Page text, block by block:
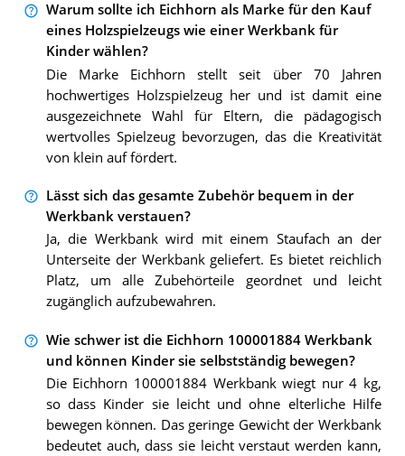
Warum sollte ich Eichhorn als Marke für den Kauf
eines Holzspielzeugs wie einer Werkbank für
Kinder wählen?
Die Marke Eichhorn stellt seit über 70 Jahren
hochwertiges Holzspielzeug her und ist damit eine
ausgezeichnete Wahl für Eltern, die pädagogisch
wertvolles Spielzeug bevorzugen, das die Kreativität
von klein auf fördert.
Lässt sich das gesamte Zubehör bequem in der
Werkbank verstauen?
Ja, die Werkbank wird mit einem Staufach an der
Unterseite der Werkbank geliefert. Es bietet reichlich
Platz, um alle Zubehörteile geordnet und leicht
zugänglich aufzubewahren.
Wie schwer ist die Eichhorn 100001884 Werkbank
und können Kinder sie selbstständig bewegen?
Die Eichhorn 100001884 Werkbank wiegt nur 4 kg,
so dass Kinder sie leicht und ohne elterliche Hilfe
bewegen können. Das geringe Gewicht der Werkbank
bedeutet auch, dass sie leicht verstaut werden kann,